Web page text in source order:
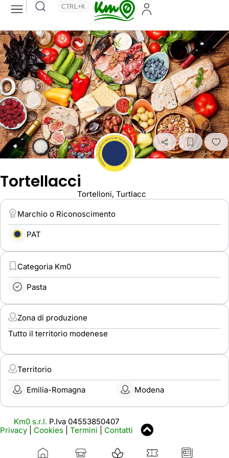
CTRL+K
Tortellacci
Tortelloni, Turtlacc
Marchio o Riconoscimento
PAT
Categoria Km0
Pasta
Zona di produzione
Tutto il territorio modenese
Territorio
Emilia-Romagna Modena
Km0 s.r.l. P.Iva 04553850407
Privacy
Cookies Termini Contatti